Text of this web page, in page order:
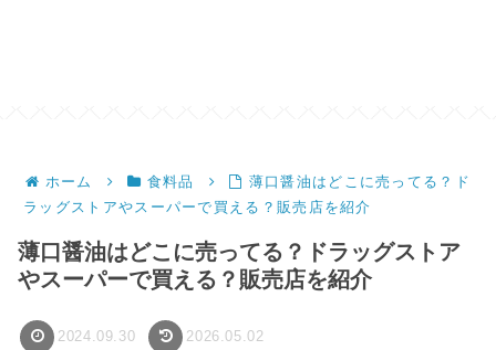
ホーム 食料品
薄口醤油はどこに売ってる？ド
ラッグストアやスーパーで買える？販売店を紹介
薄口醤油はどこに売ってる？ドラッグストア
やスーパーで買える？販売店を紹介
2024.09.30 2026.05.02